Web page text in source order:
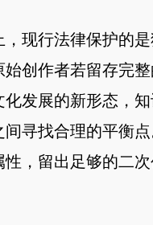
，现行法律保护的
始创作者若留存完
化发展的新形态，
间寻找合理的平衡
性，留出足够的二